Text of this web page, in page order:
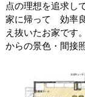
点の理想を追求し
家に帰って 効率
え抜いたお家です
からの景色・間接